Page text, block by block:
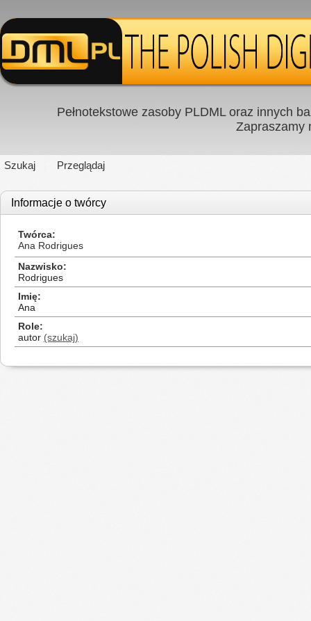
Pełnotekstowe zasoby PLDML oraz innych
Zapraszamy
Szukaj Przeglądaj
Informacje o twórcy
Twórca
Ana Rodrigues
Nazwisko
Rodrigues
Imię
Ana
Role
autor (szukaj)